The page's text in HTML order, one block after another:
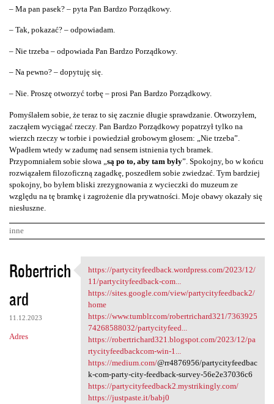
– Ma pan pasek? – pyta Pan Bardzo Porządkowy.
– Tak, pokazać? – odpowiadam.
– Nie trzeba – odpowiada Pan Bardzo Porządkowy.
– Na pewno? – dopytuję się.
– Nie. Proszę otworzyć torbę – prosi Pan Bardzo Porządkowy.
Pomyślałem sobie, że teraz to się zacznie długie sprawdzanie. Otworzyłem,
zacząłem wyciągać rzeczy. Pan Bardzo Porządkowy popatrzył tylko na
wierzch rzeczy w torbie i powiedział grobowym głosem: „Nie trzeba”.
Wpadłem wtedy w zadumę nad sensem istnienia tych bramek.
Przypomniałem sobie słowa „ są po to, aby tam były”. Spokojny, bo w końcu
rozwiązałem filozoficzną zagadkę, poszedłem sobie zwiedzać. Tym bardziej
spokojny, bo byłem bliski zrezygnowania z wycieczki do muzeum ze
względu na tę bramkę i zagrożenie dla prywatności. Moje obawy okazały się
niesłuszne.
inne
K
o
m
e
n
Robertrich
ard
11.12.2023
Adres
https://partycityfeedback
https://partycityfeedback.wordpress.com/2023/12/
11/partycityfeedback-com...
https://sites.google.com/view/partycityfeedback2/
home
https://www.tumblr.com/robertrichard321/7363925
74268588032/partycityfeed...
https://robertrichard321.blogspot.com/2023/12/pa
rtycityfeedbackcom-win-1...
https://medium.com/@rr4876956/partycityfeedbac
k-com-party-city-feedback-survey-56e2e37036c6
https://partycityfeedback2.mystrikingly.com/
https://justpaste.it/babj0